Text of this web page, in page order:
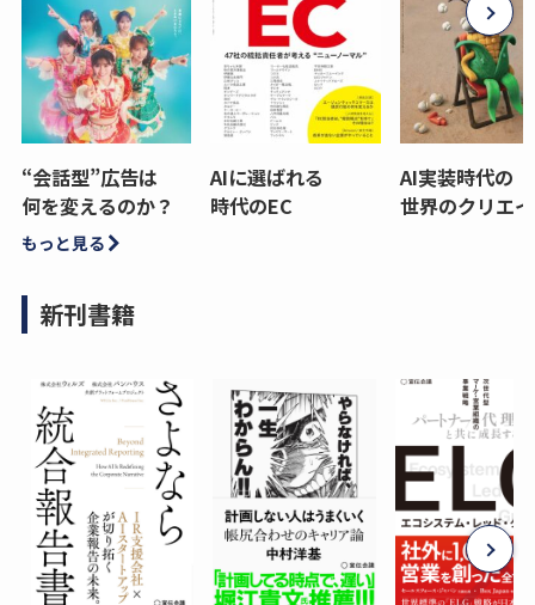
“会話型”広告は
何を変えるのか？
AIに選ばれる
時代のEC
AI実装時代の
世界のクリエ
もっと見る
新刊書籍